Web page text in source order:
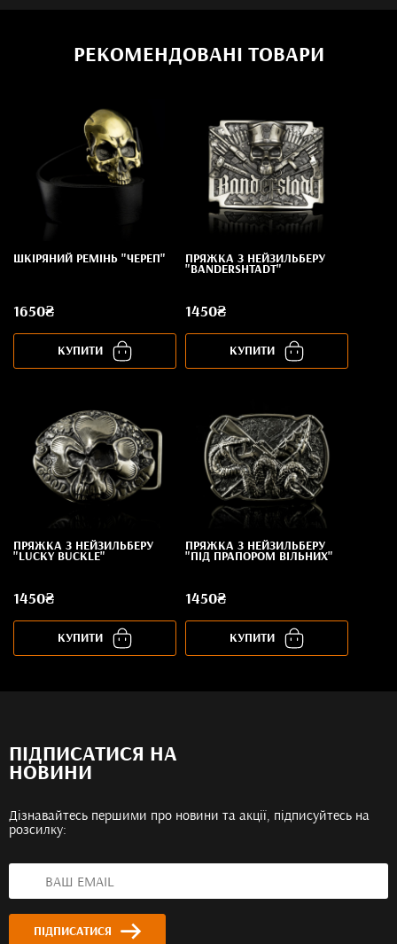
РЕКОМЕНДОВАНІ ТОВАРИ
ШКІРЯНИЙ РЕМІНЬ "ЧЕРЕП"
1650₴
КУПИТИ
ПРЯЖКА З НЕЙЗИЛЬБЕРУ
"BANDERSHTADT"
1450₴
КУПИТИ
ПРЯЖКА З НЕЙЗИЛЬБЕРУ
"LUCKY BUCKLE"
1450₴
КУПИТИ
ПРЯЖКА З НЕЙЗИЛЬБЕРУ
"ПІД ПРАПОРОМ ВІЛЬНИХ"
1450₴
КУПИТИ
ПІДПИСАТИСЯ НА
НОВИНИ
Дізнавайтесь першими про новини та акції, підписуйтесь на
розсилку:
ПІДПИСАТИСЯ